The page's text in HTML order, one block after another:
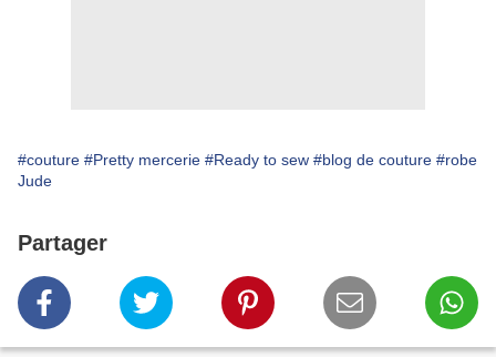
#couture #Pretty mercerie #Ready to sew #blog de couture #robe
Jude
Partager